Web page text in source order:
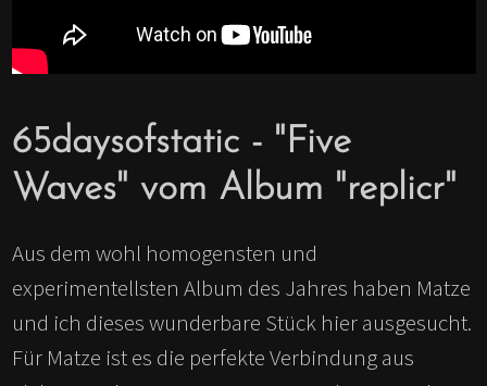
65daysofstatic - "Five
Waves" vom Album "replicr"
Aus dem wohl homogensten und
experimentellsten Album des Jahres haben Matze
und ich dieses wunderbare Stück hier ausgesucht.
Für Matze ist es die perfekte Verbindung aus